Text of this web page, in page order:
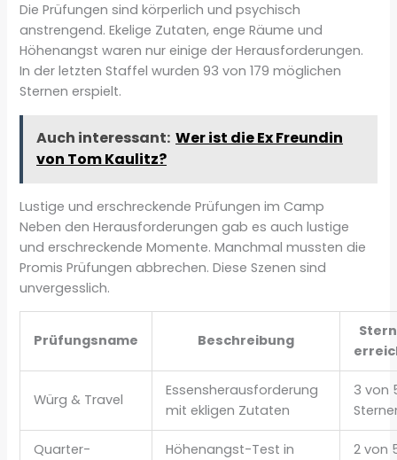
Die Prüfungen sind körperlich und psychisch
anstrengend. Ekelige Zutaten, enge Räume und
Höhenangst waren nur einige der Herausforderungen.
In der letzten Staffel wurden 93 von 179 möglichen
Sternen erspielt.
Auch interessant: Wer ist die Ex Freundin
von Tom Kaulitz?
Lustige und erschreckende Prüfungen im Camp
Neben den Herausforderungen gab es auch lustige
und erschreckende Momente. Manchmal mussten die
Promis Prüfungen abbrechen. Diese Szenen sind
unvergesslich.
Prüfungsname Beschreibung
Würg & Travel
Essensherausforderung
mit ekligen Zutaten
3 von
Quarter-
Höhenangst-Test in
2 von